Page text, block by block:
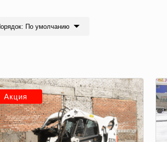
По умолчанию
Акция